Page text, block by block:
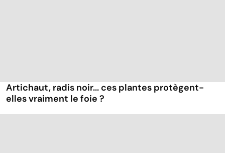
Artichaut, radis noir... ces plantes protègent-
elles vraiment le foie ?